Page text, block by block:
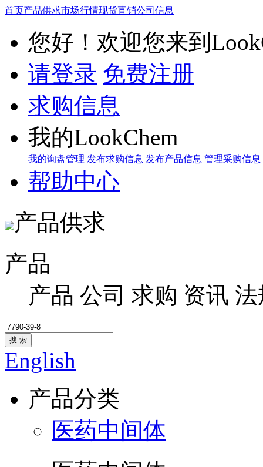
首页产品供求市场行情现货直销公司信息
您好！欢迎您来到
请登录 免费注册
求购信息
我的LookChem
我的询盘管理 发布求购信息 发布产品信息 管理采购信息
帮助中心
产品供求
产品
产品 公司 求购 资讯 法
搜 索
English
产品分类
医药中间体